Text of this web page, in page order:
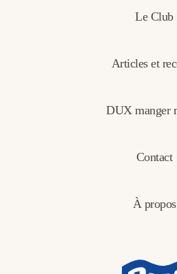
Le Club
Articles et
DUX manger
Contact
À propos